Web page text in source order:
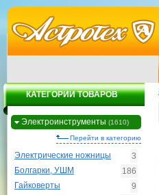
КАТЕГОРИИ ТОВАРОВ
Электроинструменты (1610)
Перейти в категорию
Электрические ножницы
3
Болгарки, УШМ
186
Гайковерты
9